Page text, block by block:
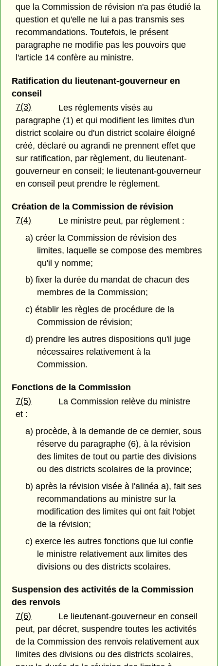
que la Commission de révision n'a pas étudié la
question et qu'elle ne lui a pas transmis ses
recommandations. Toutefois, le présent
paragraphe ne modifie pas les pouvoirs que
l'article 14 confère au ministre.
Ratification du lieutenant-gouverneur en
conseil
7(3)
Les règlements visés au
paragraphe (1) et qui modifient les limites d'un
district scolaire ou d'un district scolaire éloigné
créé, déclaré ou agrandi ne prennent effet que
sur ratification, par règlement, du lieutenant-
gouverneur en conseil; le lieutenant-gouverneur
en conseil peut prendre le règlement.
Création de la Commission de révision
7(4)
Le ministre peut, par règlement :
a) créer la Commission de révision des
limites, laquelle se compose des membres
qu'il y nomme;
b) fixer la durée du mandat de chacun des
membres de la Commission;
c) établir les règles de procédure de la
Commission de révision;
d) prendre les autres dispositions qu'il juge
nécessaires relativement à la
Commission.
Fonctions de la Commission
7(5)
La Commission relève du ministre
et :
a) procède, à la demande de ce dernier, sous
réserve du paragraphe (6), à la révision
des limites de tout ou partie des divisions
ou des districts scolaires de la province;
b) après la révision visée à l'alinéa a), fait ses
recommandations au ministre sur la
modification des limites qui ont fait l'objet
de la révision;
c) exerce les autres fonctions que lui confie
le ministre relativement aux limites des
divisions ou des districts scolaires.
Suspension des activités de la Commission
des renvois
7(6)
Le lieutenant-gouverneur en conseil
peut, par décret, suspendre toutes les activités
de la Commission des renvois relativement aux
limites des divisions ou des districts scolaires,